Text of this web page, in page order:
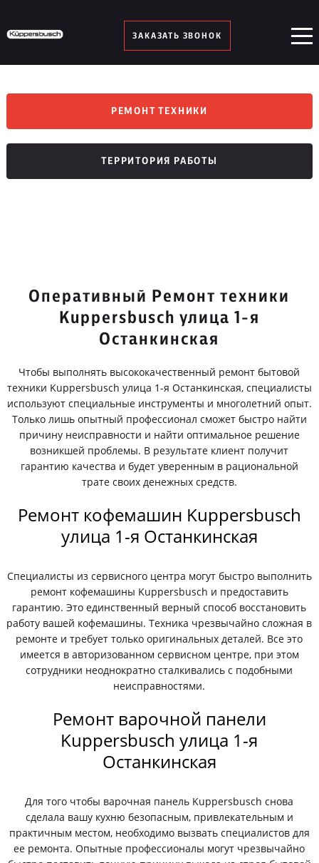
ЗАКАЗАТЬ ЗВОНОК
РЕМОНТ ТЕХНИКИ
ТЕРРИТОРИЯ РАБОТЫ
Оперативный Ремонт техники
Kuppersbusch улица 1-я
Останкинская
Чтобы выполнять высококачественный ремонт бытовой
техники Kuppersbusch улица 1-я Останкинская, специалисты
используют специальные инструменты и многолетний опыт.
Только лишь опытный профессионал сможет быстро найти
причину неисправности и найти оптимальное решение
возникшей проблемы. В результате клиент получит
гарантию качества и будет уверенным в рациональной
трате своих денежных средств.
Ремонт кофемашин Kuppersbusch
улица 1-я Останкинская
Специалисты из сервисного центра могут быстро выполнить
ремонт кофемашины Kuppersbusch и предоставить
гарантию. Это единственный верный способ восстановить
работу вашей кофемашины. Техника чрезвычайно сложная в
ремонте и требует только оригинальных деталей. Все это
имеется в авторизованном сервисном центре, при этом
сотрудники неоднократно сталкивались с подобными
неисправностями.
Ремонт варочной панели
Kuppersbusch улица 1-я
Останкинская
Для того чтобы варочная панель Kuppersbusch снова
сделала вашу кухню безопасным, привлекательным и
практичным местом, необходимо вызвать специалистов для
ее ремонта. Опытные профессионалы могут чрезвычайно